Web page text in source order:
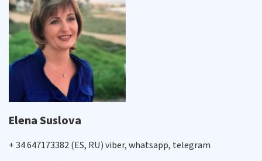
Elena Suslova
+ 34 647173382 (ES, RU) viber, whatsapp, telegram